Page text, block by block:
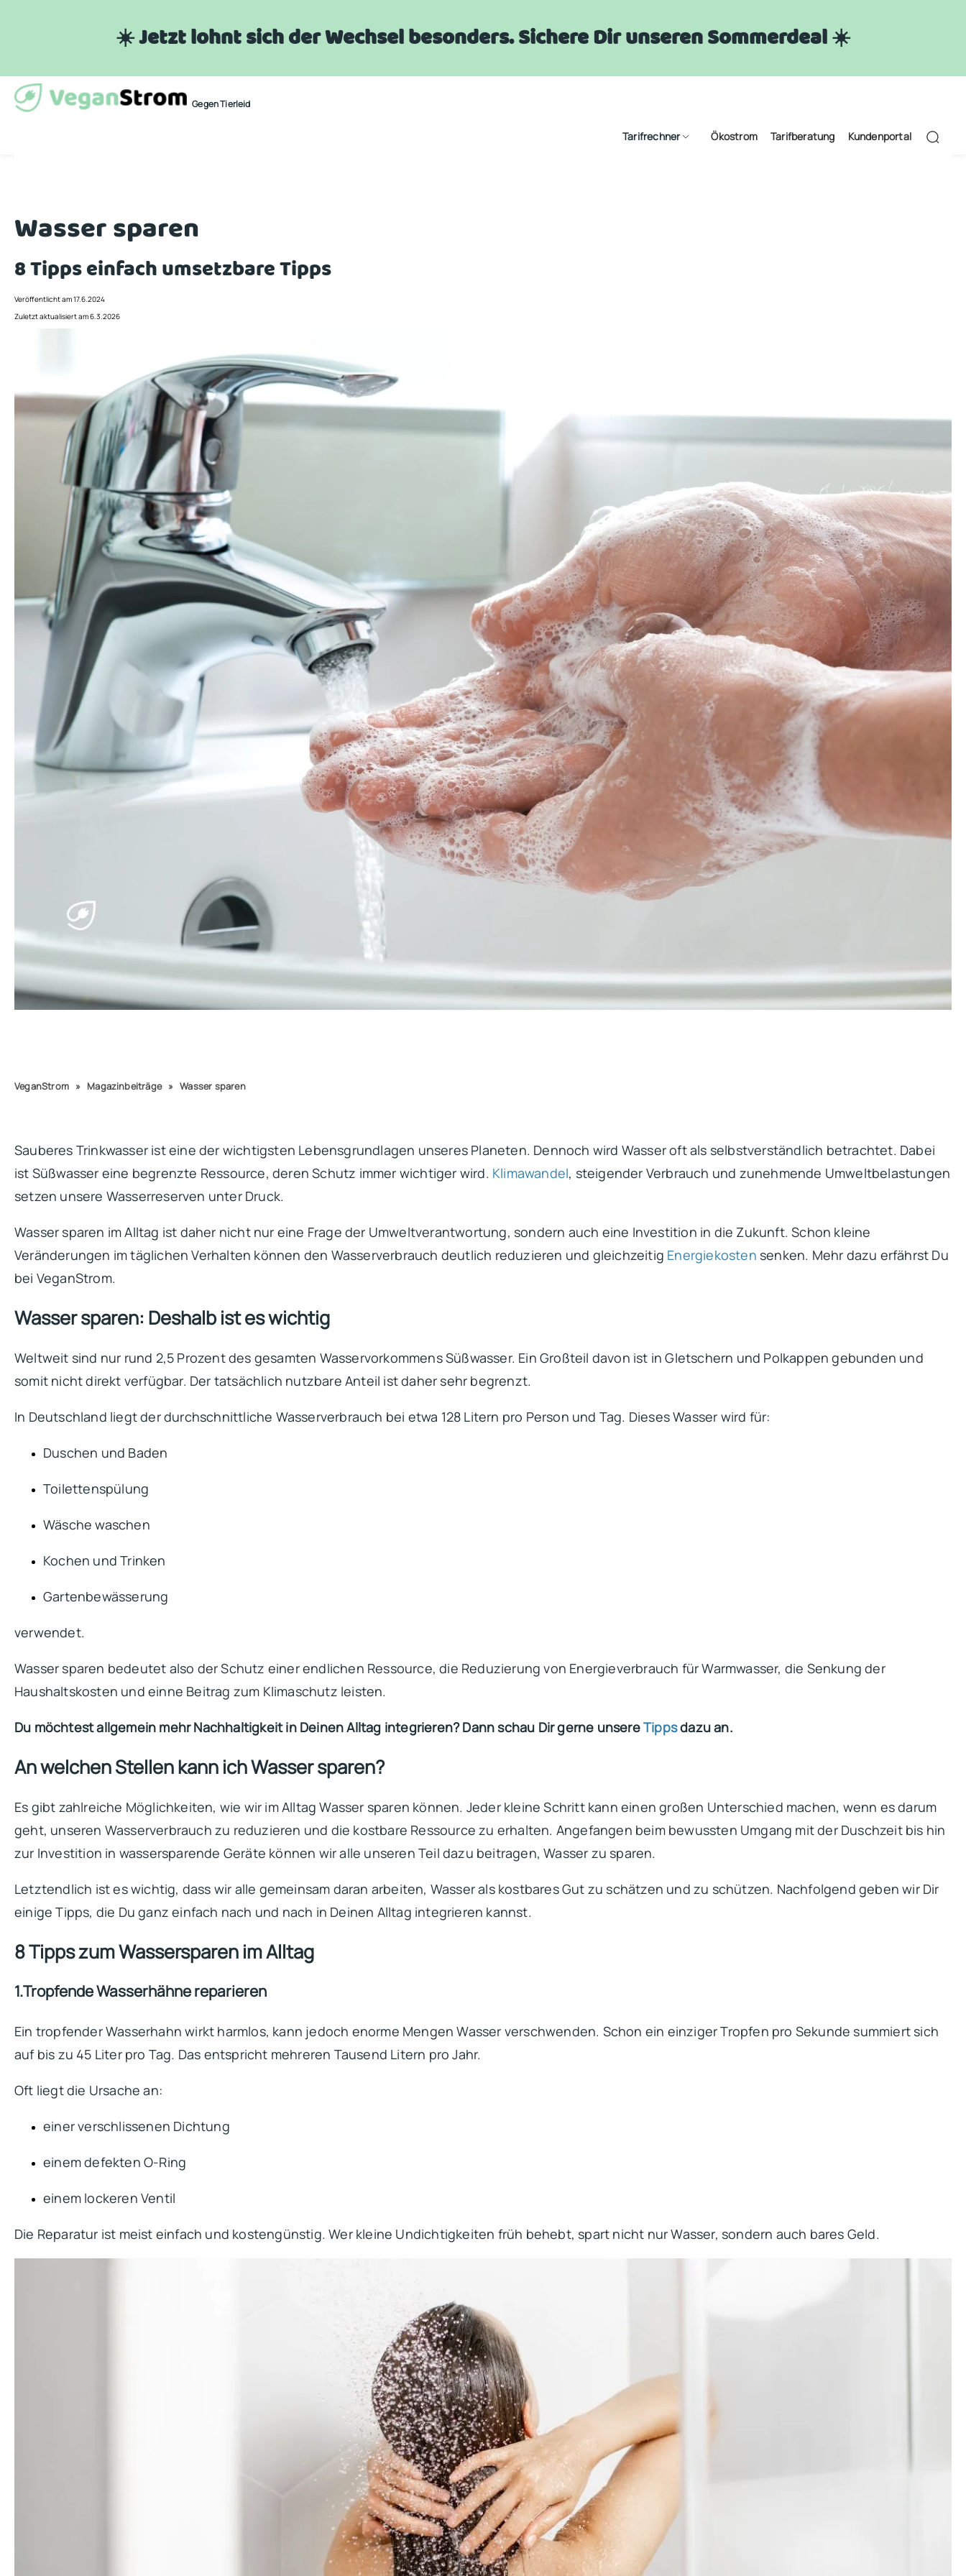
☀️ Jetzt lohnt sich der Wechsel besonders. Sichere Dir unseren Sommerdeal ☀️
Gegen Tierleid
Tarifrechner Ökostrom Tarifberatung Kundenportal
Wasser sparen
8 Tipps einfach umsetzbare Tipps
Veröffentlicht am 17.6.2024
Zuletzt aktualisiert am 6.3.2026
VeganStrom » Magazinbeiträge » Wasser sparen
Sauberes Trinkwasser ist eine der wichtigsten Lebensgrundlagen unseres Planeten. Dennoch wird Wasser oft als selbstverständlich betrachtet. Dabei
ist Süßwasser eine begrenzte Ressource, deren Schutz immer wichtiger wird. Klimawandel, steigender Verbrauch und zunehmende Umweltbelastungen
setzen unsere Wasserreserven unter Druck.
Wasser sparen im Alltag ist daher nicht nur eine Frage der Umweltverantwortung, sondern auch eine Investition in die Zukunft. Schon kleine
Veränderungen im täglichen Verhalten können den Wasserverbrauch deutlich reduzieren und gleichzeitig Energiekosten senken. Mehr dazu erfährst Du
bei VeganStrom.
Wasser sparen: Deshalb ist es wichtig
Weltweit sind nur rund 2,5 Prozent des gesamten Wasservorkommens Süßwasser. Ein Großteil davon ist in Gletschern und Polkappen gebunden und
somit nicht direkt verfügbar. Der tatsächlich nutzbare Anteil ist daher sehr begrenzt.
In Deutschland liegt der durchschnittliche Wasserverbrauch bei etwa 128 Litern pro Person und Tag. Dieses Wasser wird für:
Duschen und Baden
Toilettenspülung
Wäsche waschen
Kochen und Trinken
Gartenbewässerung
verwendet.
Wasser sparen bedeutet also der Schutz einer endlichen Ressource, die Reduzierung von Energieverbrauch für Warmwasser, die Senkung der
Haushaltskosten und einne Beitrag zum Klimaschutz leisten.
Du möchtest allgemein mehr Nachhaltigkeit in Deinen Alltag integrieren? Dann schau Dir gerne unsereTippsdazu an.
An welchen Stellen kann ich Wasser sparen?
Es gibt zahlreiche Möglichkeiten, wie wir im Alltag Wasser sparen können. Jeder kleine Schritt kann einen großen Unterschied machen, wenn es darum
geht, unseren Wasserverbrauch zu reduzieren und die kostbare Ressource zu erhalten. Angefangen beim bewussten Umgang mit der Duschzeit bis hin
zur Investition in wassersparende Geräte können wir alle unseren Teil dazu beitragen, Wasser zu sparen.
Letztendlich ist es wichtig, dass wir alle gemeinsam daran arbeiten, Wasser als kostbares Gut zu schätzen und zu schützen. Nachfolgend geben wir Dir
einige Tipps, die Du ganz einfach nach und nach in Deinen Alltag integrieren kannst.
8 Tipps zum Wassersparen im Alltag
1.Tropfende Wasserhähne reparieren
Ein tropfender Wasserhahn wirkt harmlos, kann jedoch enorme Mengen Wasser verschwenden. Schon ein einziger Tropfen pro Sekunde summiert sich
auf bis zu 45 Liter pro Tag. Das entspricht mehreren Tausend Litern pro Jahr.
Oft liegt die Ursache an:
einer verschlissenen Dichtung
einem defekten O-Ring
einem lockeren Ventil
Die Reparatur ist meist einfach und kostengünstig. Wer kleine Undichtigkeiten früh behebt, spart nicht nur Wasser, sondern auch bares Geld.